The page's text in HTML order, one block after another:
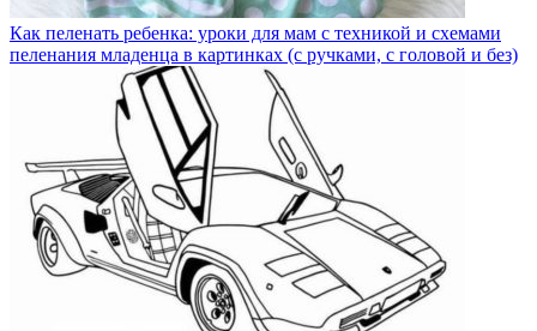
Как пеленать ребенка: уроки для мам с техникой и схемами
пеленания младенца в картинках (с ручками, с головой и без)